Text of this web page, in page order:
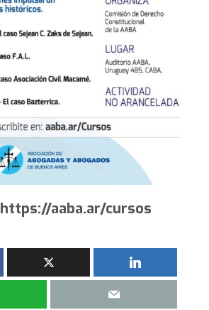
https://aaba.ar/cursos